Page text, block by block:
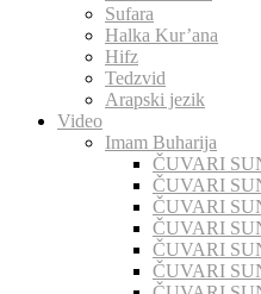
Sufara
Halka Kur’ana
Hifz
Tedzvid
Arapski jezik
Video
Imam Buharija
ČUVARI
ČUVARI
ČUVARI
ČUVARI
ČUVARI
ČUVARI